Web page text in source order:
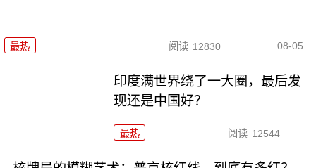
最热 阅读 12830 08-05
印度满世界绕了一大圈，最后发
现还是中国好？
最热 阅读 12544